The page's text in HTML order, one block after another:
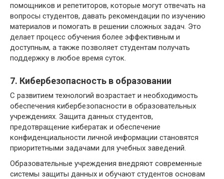
помощников и репетиторов, которые могут отвечать на
вопросы студентов, давать рекомендации по изучению
материалов и помогать в решении сложных задач. Это
делает процесс обучения более эффективным и
доступным, а также позволяет студентам получать
поддержку в любое время суток.
7. Кибербезопасность в образовании
С развитием технологий возрастает и необходимость
обеспечения кибербезопасности в образовательных
учреждениях. Защита данных студентов,
предотвращение кибератак и обеспечение
конфиденциальности личной информации становятся
приоритетными задачами для учебных заведений.
Образовательные учреждения внедряют современные
системы защиты данных и обучают студентов основам